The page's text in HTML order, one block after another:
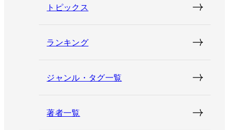
トピックス
ランキング
ジャンル・タグ一覧
著者一覧